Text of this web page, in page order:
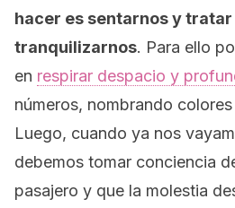
hacer es sentarnos y tratar
tranquilizarnos. Para ello
en respirar despacio y
números, nombrando
Luego, cuando ya nos
debemos tomar conciencia
pasajero y que la molestia